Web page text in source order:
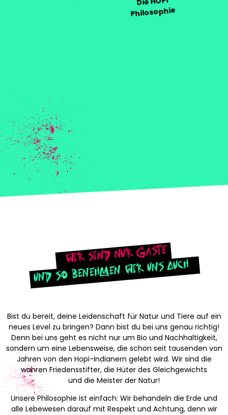
Wir sind nur Gäste
und so benehmen wir uns auch
Bist du bereit, deine Leidenschaft für Natur und Tiere auf ein
neues Level zu bringen? Dann bist du bei uns genau richtig!
Denn bei uns geht es nicht nur um Bio und Nachhaltigkeit,
sondern um eine Lebensweise, die schon seit tausenden von
Jahren von den Hopi-Indianern gelebt wird. Wir sind die
wahren Friedensstifter, die Hüter des Gleichgewichts
und die Meister der Natur!
Unsere Philosophie ist einfach: Wir behandeln die Erde und
alle Lebewesen darauf mit Respekt und Achtung, denn wir